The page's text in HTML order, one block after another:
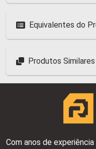
Equivalentes do
Produtos Similares
Com anos de